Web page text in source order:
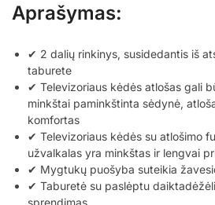
Aprašymas:
✔ 2 dalių rinkinys, susidedantis iš
taburete
✔ Televizoriaus kėdės atlošas gali
minkštai paminkštinta sėdynė,
komfortas
✔ Televizoriaus kėdės su atlošimo
užvalkalas yra minkštas ir lengvai
✔ Mygtukų puošyba suteikia
✔ Taburetė su paslėptu
sprendimas